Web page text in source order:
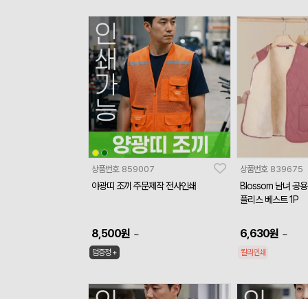
상품번호 859007
야광띠 조끼 주문제작 전사인쇄
8,500원 ~
덤증정 +
상품번호 839675
Blossom 남녀 공
플리스 베스트 1P
6,630원 ~
칼라인쇄